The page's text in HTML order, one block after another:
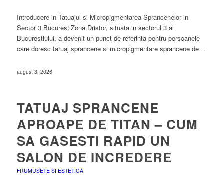
Introducere in Tatuajul si Micropigmentarea Sprancenelor in
Sector 3 BucurestiZona Dristor, situata in sectorul 3 al
Bucurestiului, a devenit un punct de referinta pentru persoanele
care doresc tatuaj sprancene si micropigmentare sprancene de…
august 3, 2026
TATUAJ SPRANCENE
APROAPE DE TITAN – CUM
SA GASESTI RAPID UN
SALON DE INCREDERE
FRUMUSETE SI ESTETICA